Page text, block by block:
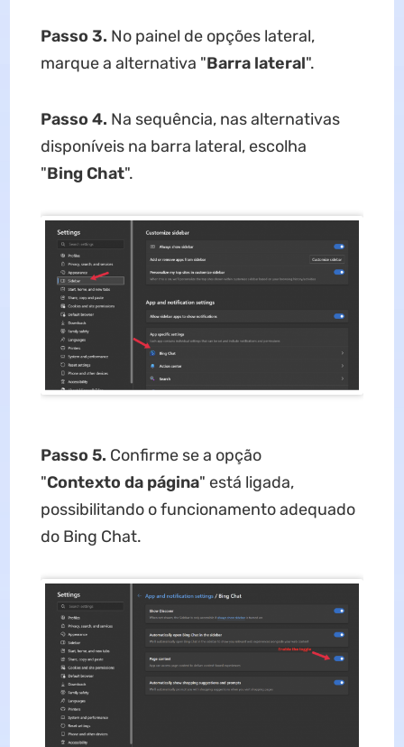
Passo 3. No painel de opções lateral,
marque a alternativa "Barra lateral".
Passo 4. Na sequência, nas alternativas
disponíveis na barra lateral, escolha
"Bing Chat".
Passo 5. Confirme se a opção
"Contexto da página" está ligada,
possibilitando o funcionamento adequado
do Bing Chat.